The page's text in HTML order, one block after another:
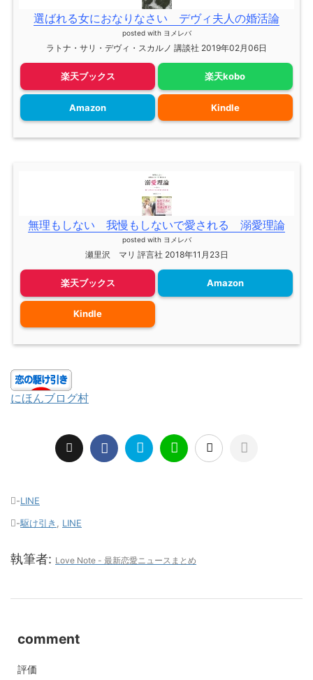
選ばれる女におなりなさい デヴィ夫人の婚活論
posted with ヨメレバ
ラトナ・サリ・デヴィ・スカルノ 講談社 2019年02月06日
楽天ブックス 楽天kobo
Amazon Kindle
無理もしない 我慢もしないで愛される 溺愛理論
posted with ヨメレバ
瀬里沢 マリ 評言社 2018年11月23日
楽天ブックス Amazon
Kindle
にほんブログ村
-LINE
-駆け引き , LINE
執筆者: Love Note - 最新恋愛ニュースまとめ
comment
評価